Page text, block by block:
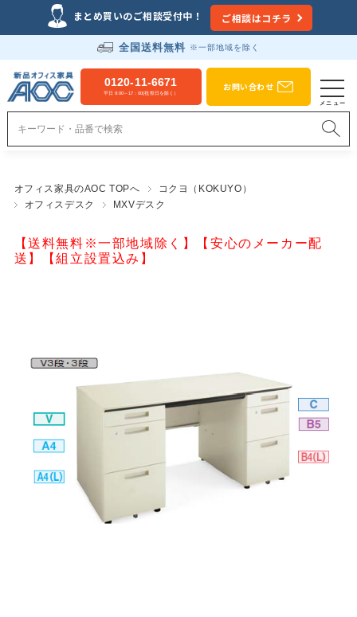
まとめ買いのご相談受付中！ ご相談はコチラ
全国送料無料 ※一部地域を除く
0120-11-6671
平日 9:00～17：00(祝祭日を除く）
お問い合わせ
オフィス家具のAOC TOPへ
コクヨ（KOKUYO）
オフィスデスク
MXVデスク
【送料無料※一部地域除く】【安心のメーカー配
送】【組立設置込み】